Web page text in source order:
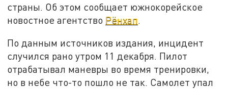
страны. Об этом сообщает южнокорейское
новостное агентство Рёнхап.
По данным источников издания, инцидент
случился рано утром 11 декабря. Пилот
отрабатывал маневры во время тренировки,
но в небе что-то пошло не так. Самолет упал